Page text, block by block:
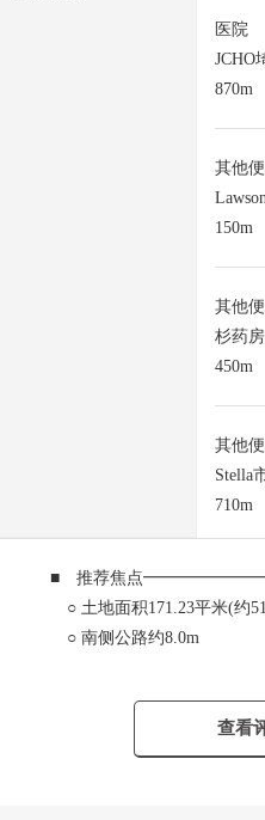
医院
JCHO
870m
其他
150m
其他
杉药
450m
其他
Stella
710m
■ 推荐焦点
○ 土地面积171.23平米(约
○ 南侧公路约8.0m
○ 在建筑包含条件待售土
○ 能在喜欢的House厂商建
查看